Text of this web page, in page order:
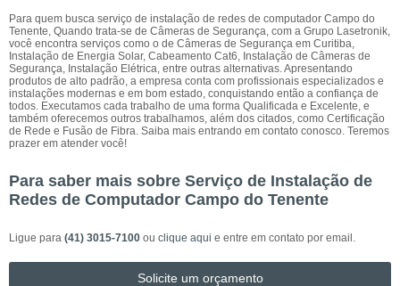
Para quem busca serviço de instalação de redes de computador Campo do
Tenente, Quando trata-se de Câmeras de Segurança, com a Grupo Lasetronik,
você encontra serviços como o de Câmeras de Segurança em Curitiba,
Instalação de Energia Solar, Cabeamento Cat6, Instalação de Câmeras de
Segurança, Instalação Elétrica, entre outras alternativas. Apresentando
produtos de alto padrão, a empresa conta com profissionais especializados e
instalações modernas e em bom estado, conquistando então a confiança de
todos. Executamos cada trabalho de uma forma Qualificada e Excelente, e
também oferecemos outros trabalhamos, além dos citados, como Certificação
de Rede e Fusão de Fibra. Saiba mais entrando em contato conosco. Teremos
prazer em atender você!
Para saber mais sobre Serviço de Instalação de
Redes de Computador Campo do Tenente
Ligue para (41) 3015-7100 ou clique aqui e entre em contato por email.
Solicite um orçamento